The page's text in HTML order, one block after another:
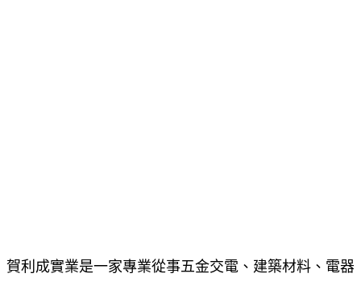
賀利成實業是一家專業從事五金交電、建築材料、電器